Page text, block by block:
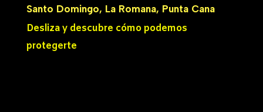
Santo Domingo, La Romana, Punta Cana
Desliza y descubre cómo podemos
protegerte